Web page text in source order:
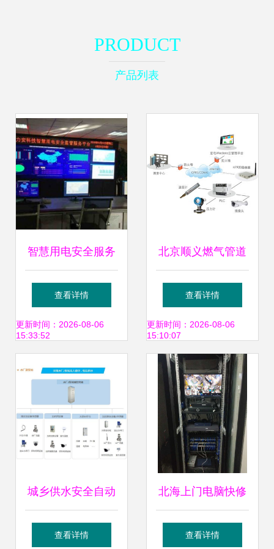
PRODUCT
产品列表
智慧用电安全服务
系统与青海品牌排
行 构建安全监控服
查看详情
更新时间：2026-08-06
15:33:52
北京顺义燃气管道
监控调度系统方案
全网通路由器与
3G/4G双卡路由器
的创新应用与安全
服务
查看详情
更新时间：2026-08-06
15:10:07
城乡供水安全自动
化监控改造与现代
查看详情
北海上门电脑快修
与监控安防服务，
查看详情